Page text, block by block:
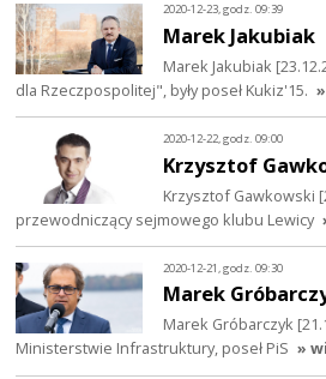
2020-12-23, godz. 09:39
Marek Jakubiak
Marek Jakubiak
dla Rzeczpospolitej", były poseł Kukiz'15.
2020-12-22, godz. 09:00
Krzysztof
Krzysztof Gawkowski
przewodniczący sejmowego klubu Lewicy
2020-12-21, godz. 09:30
Marek
Marek Gróbarczyk
Ministerstwie Infrastruktury, poseł PiS »